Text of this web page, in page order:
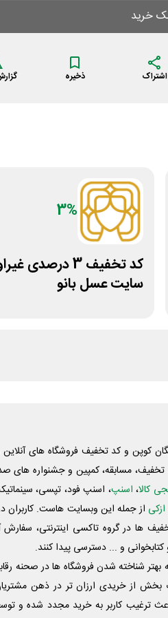
خرید
اشتراک ذخیره
3%
کد تخفیف 3 درصدی
سایت عسل بانو
کوپن و کد تخفیف فروشگاه های
مسابقه، کمپین و جشنواره های
کالا، اسنپ، اسنپ فود، تپسی،
ازکی از جمله این وبسایت ‌هاست. کاربران
ها در گروه تاکسی اینترنتی، سفارش
و ... دسترسی پیدا کنند.
بهتر شناخته شدن فروشگاه ها در صحنه
بخش از خریدی ارزان تر در ذهن
ترغیب کاربر به خرید مجدد شده و